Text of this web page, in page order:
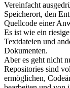
Vereinfacht
Speicherort, den
Quellcode einer
Es ist wie ein
Textdateien und
Dokumenten.
Aber es geht nicht
Repositories sind
ermöglichen,